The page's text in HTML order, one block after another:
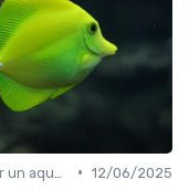
• 12/06/2025